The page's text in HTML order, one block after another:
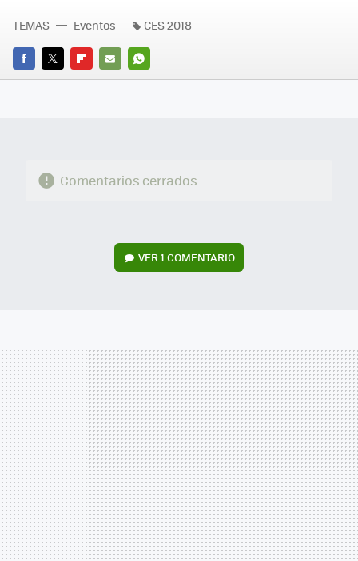
FACEBOOK
TWITTERFLIPBOARD
E-
WHATSAPP
TEMAS Eventos CES 2018
Comentarios cerrados
VER1 COMENTARIO